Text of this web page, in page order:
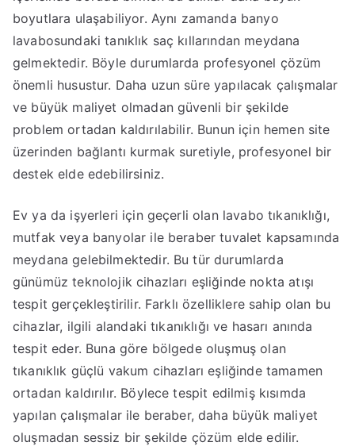
boyutlara ulaşabiliyor. Aynı zamanda banyo
lavabosundaki tanıklık saç kıllarından meydana
gelmektedir. Böyle durumlarda profesyonel çözüm
önemli husustur. Daha uzun süre yapılacak çalışmalar
ve büyük maliyet olmadan güvenli bir şekilde
problem ortadan kaldırılabilir. Bunun için hemen site
üzerinden bağlantı kurmak suretiyle, profesyonel bir
destek elde edebilirsiniz.
Ev ya da işyerleri için geçerli olan lavabo tıkanıklığı,
mutfak veya banyolar ile beraber tuvalet kapsamında
meydana gelebilmektedir. Bu tür durumlarda
günümüz teknolojik cihazları eşliğinde nokta atışı
tespit gerçekleştirilir. Farklı özelliklere sahip olan bu
cihazlar, ilgili alandaki tıkanıklığı ve hasarı anında
tespit eder. Buna göre bölgede oluşmuş olan
tıkanıklık güçlü vakum cihazları eşliğinde tamamen
ortadan kaldırılır. Böylece tespit edilmiş kısımda
yapılan çalışmalar ile beraber, daha büyük maliyet
oluşmadan sessiz bir şekilde çözüm elde edilir.